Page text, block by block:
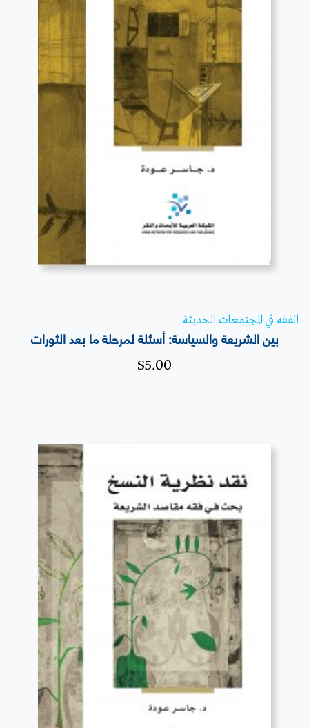
قراءة المزيد
الفقه في المجتمعات الحديثة
بين الشريعة والسياسة: أسئلة لمرحلة ما بعد الثورات
$5.00